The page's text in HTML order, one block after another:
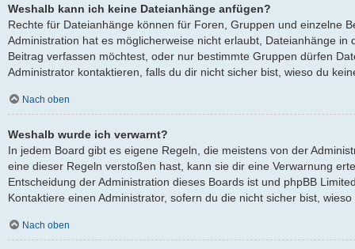
Weshalb kann ich keine Dateianhänge anfügen?
Rechte für Dateianhänge können für Foren, Gruppen und einzelne
Administration hat es möglicherweise nicht erlaubt, Dateianhänge
Beitrag verfassen möchtest, oder nur bestimmte Gruppen dürfen
Administrator kontaktieren, falls du dir nicht sicher bist, wieso du
Nach oben
Weshalb wurde ich verwarnt?
In jedem Board gibt es eigene Regeln, die meistens von der
eine dieser Regeln verstoßen hast, kann sie dir eine Verwarnung
Entscheidung der Administration dieses Boards ist und phpBB
Kontaktiere einen Administrator, sofern du die nicht sicher bist,
Nach oben